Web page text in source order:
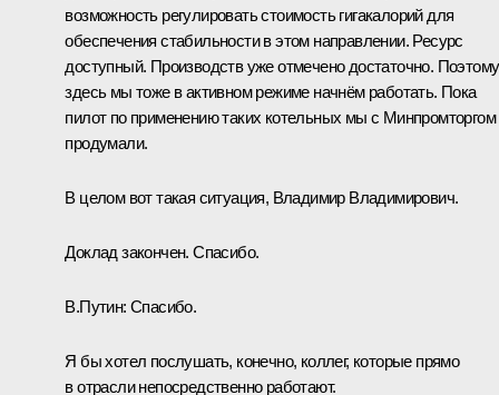
возможность регулировать стоимость гигакалорий для
обеспечения стабильности в этом направлении. Ресурс
доступный. Производств уже отмечено достаточно. Поэтому
здесь мы тоже в активном режиме начнём работать. Пока
пилот по применению таких котельных мы с Минпромторгом
продумали.
В целом вот такая ситуация, Владимир Владимирович.
Доклад закончен. Спасибо.
В.Путин: Спасибо.
Я бы хотел послушать, конечно, коллег, которые прямо
в отрасли непосредственно работают.